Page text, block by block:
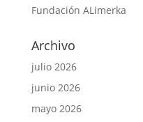
Fundación ALimerka
Archivo
julio 2026
junio 2026
mayo 2026